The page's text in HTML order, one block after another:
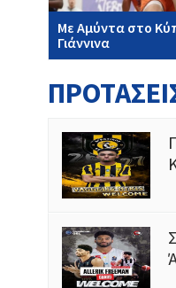
Με Αμύντα στο
Γιάννινα